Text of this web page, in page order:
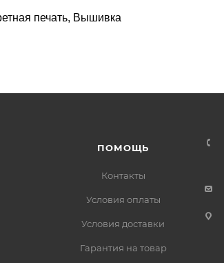
печать, Вышивка
ПОМОЩЬ
Контакты
Условия оплаты
Условия доставки
Гарантия на товар